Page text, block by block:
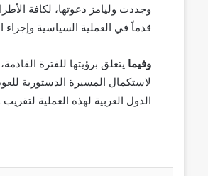
وجددت وليامز دعوتها، لكافة
قدماً في العملية السياسية
وفيما يتعلق برؤيتها للفترة
لاستكمال المسيرة الدستورية
الدول العربية لهذه العملية